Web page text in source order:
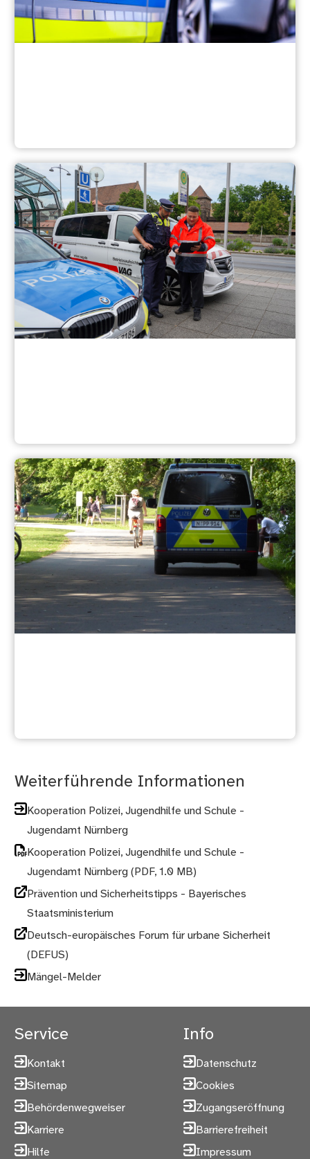
Weiterführende Informationen
Kooperation Polizei, Jugendhilfe und Schule -
Jugendamt Nürnberg
Kooperation Polizei, Jugendhilfe und Schule -
Jugendamt Nürnberg(PDF, 1.0 MB)
Prävention und Sicherheits­tipps - Bayerisches
Staatsministerium
Deutsch-europäisches Forum für urbane Sicherheit
(DEFUS)
Mängel-Melder
Service
Kontakt
Sitemap
Behördenwegweiser
Karriere
Hilfe
Info
Datenschutz
Cookies
Zugangseröffnung
Barrierefreiheit
Impressum